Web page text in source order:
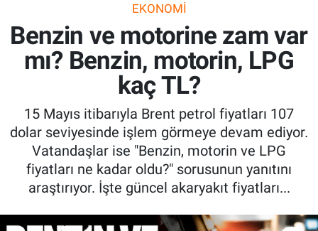
EKONOMI
Benzin ve motorine zam var
mı? Benzin, motorin, LPG
kaç TL?
15 Mayıs itibarıyla Brent petrol fiyatları 107
dolar seviyesinde işlem görmeye devam ediyor.
Vatandaşlar ise "Benzin, motorin ve LPG
fiyatları ne kadar oldu?" sorusunun yanıtını
araştırıyor. İşte güncel akaryakıt fiyatları...
Ekonomi
İnanç
Kadın & Aile
Kültür & Sanat
Sağlık
Son Dakika Haberleri